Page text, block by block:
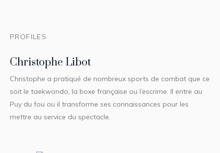
PROFILES
Christophe Libot
Christophe a pratiqué de nombreux sports de combat que ce
soit le taekwondo, la boxe française ou l’escrime. Il entre au
Puy du fou ou il transforme ses connaissances pour les
mettre au service du spectacle.